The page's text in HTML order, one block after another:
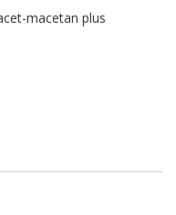
macetan plus